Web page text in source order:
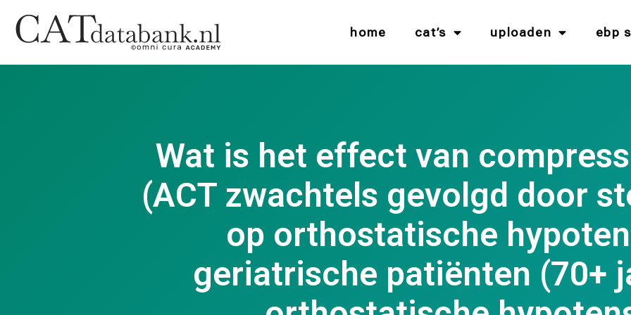
home cat’s uploaden ebp
Wat is het effect van
(ACT zwachtels gevolgd door
op orthostatische
geriatrische patiënten (70+